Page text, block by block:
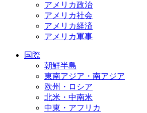
アメリカ政治
アメリカ社会
アメリカ経済
アメリカ軍事
国際
朝鮮半島
東南アジア・南アジア
欧州・ロシア
北米・中南米
中東・アフリカ